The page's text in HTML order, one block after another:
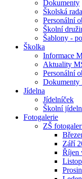
Dokumenty
Školská rada
Personální
Školní
Šablony -
Školka
Informace
Aktuality
Personální
Dokumenty
Jídelna
Jídelníček
Školní
Fotogalerie
ZŠ
Září
Říjen